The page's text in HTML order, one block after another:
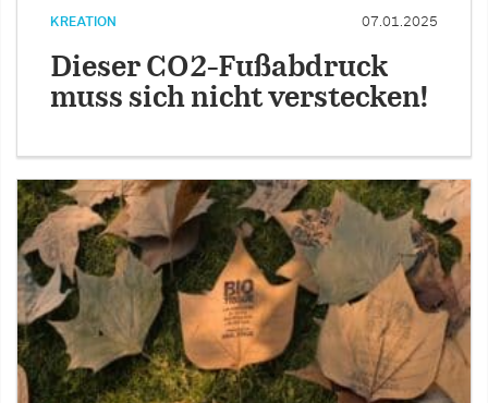
KREATION 07.01.2025
Dieser CO2-Fußabdruck
muss sich nicht verstecken!